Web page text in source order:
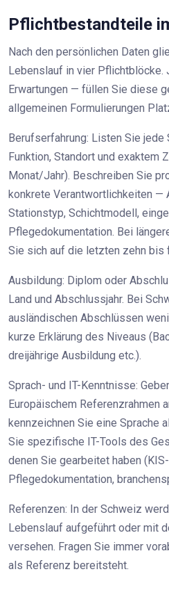
Pflichtbestandteile
Nach den persönlichen Daten
Lebenslauf in vier Pflichtblöcke.
Erwartungen — füllen Sie diese
allgemeinen Formulierungen
Berufserfahrung: Listen Sie jede
Funktion, Standort und exaktem
Monat/Jahr). Beschreiben Sie
konkrete Verantwortlichkeiten —
Stationstyp, Schichtmodell,
Pflegedokumentation. Bei
Sie sich auf die letzten zehn bis
Ausbildung: Diplom oder
Land und Abschlussjahr. Bei
ausländischen Abschlüssen
kurze Erklärung des Niveaus
dreijährige Ausbildung etc.).
Sprach- und IT-Kenntnisse:
Europäischem Referenzrahmen
kennzeichnen Sie eine Sprache
Sie spezifische IT-Tools des
denen Sie gearbeitet haben
Pflegedokumentation,
Referenzen: In der Schweiz
Lebenslauf aufgeführt oder mit
versehen. Fragen Sie immer
als Referenz bereitsteht.